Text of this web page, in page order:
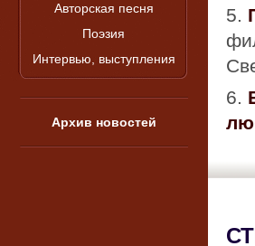
Авторская песня
Поэзия
Интервью, выступления
Архив новостей
5.
6.